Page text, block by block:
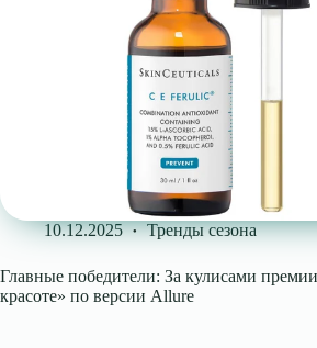
10.12.2025 Тренды сезона
Главные победители: За кулисами
красоте» по версии Allure